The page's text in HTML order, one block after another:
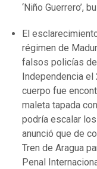
‘Niño Guerrero’,
El
régimen de
falsos policías
Independencia
cuerpo fue
maleta tapada
podría escalar
anunció que de
Tren de Aragua
Penal